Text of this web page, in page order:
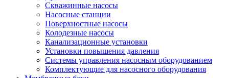
Скважинные насосы
Насосные станции
Поверхностные насосы
Колодезные насосы
Канализационные установки
Установки повышения давления
Системы управления насосным оборудованием
Комплектующие для насосного оборудования